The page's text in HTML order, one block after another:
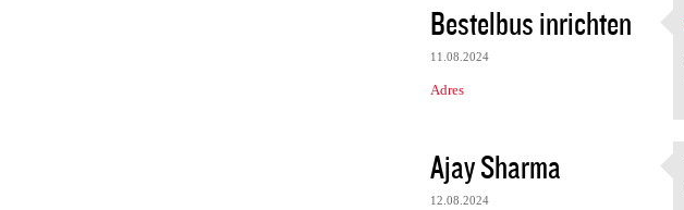
Bestelbus inrichten
11.08.2024
Adres
Ajay Sharma
12.08.2024